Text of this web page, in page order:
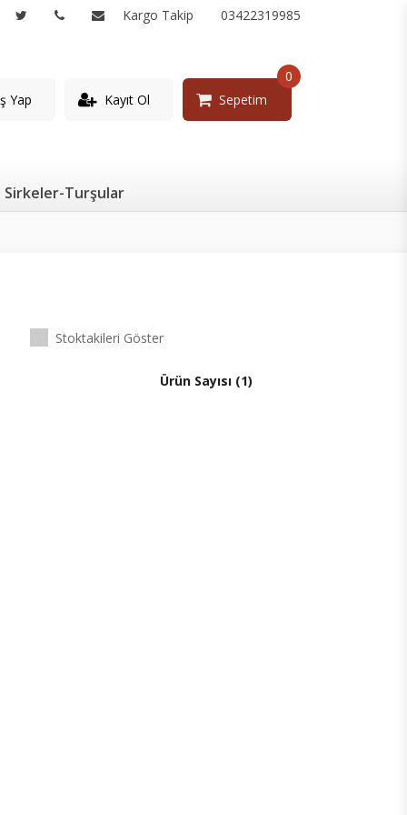
Kargo Takip 03422319985
Yap Kayıt Ol Sepetim
0
Sirkeler-Turşular
Stoktakileri Göster
Ürün Sayısı (1)